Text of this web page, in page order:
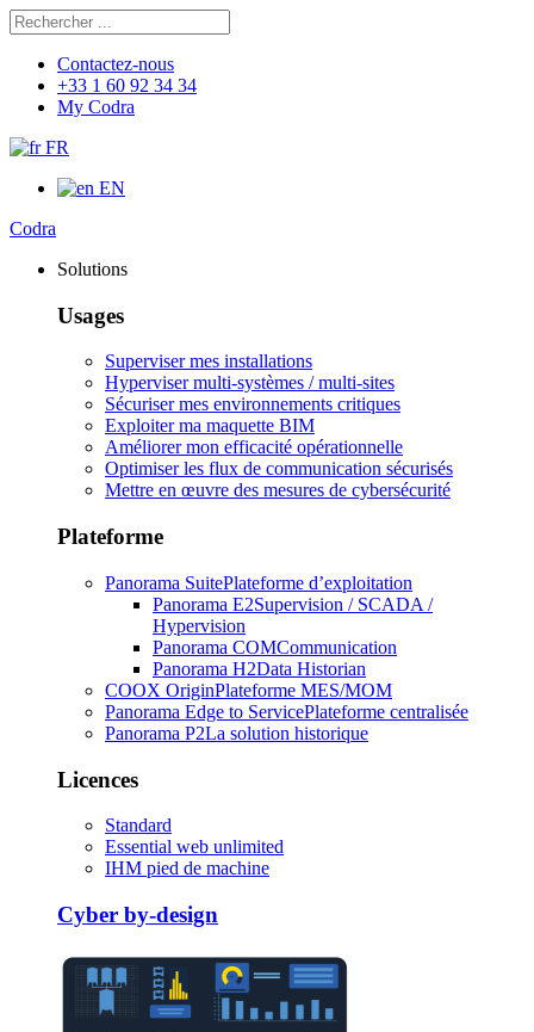
Rechercher
Contactez-nous
+33 1 60 92 34 34
My Codra
FR
EN
Codra
Solutions
Usages
Superviser mes installations
Hyperviser multi-systèmes / multi-sites
Sécuriser mes environnements critiques
Exploiter ma maquette BIM
Améliorer mon efficacité opérationnelle
Optimiser les flux de communication sécurisés
Mettre en œuvre des mesures de cybersécurité
Plateforme
Panorama SuitePlateforme d’exploitation
Panorama E2Supervision / SCADA /
Hypervision
Panorama COMCommunication
Panorama H2Data Historian
COOX OriginPlateforme MES/MOM
Panorama Edge to ServicePlateforme centralisée
Panorama P2La solution historique
Licences
Standard
Essential web unlimited
IHM pied de machine
Cyber by-design